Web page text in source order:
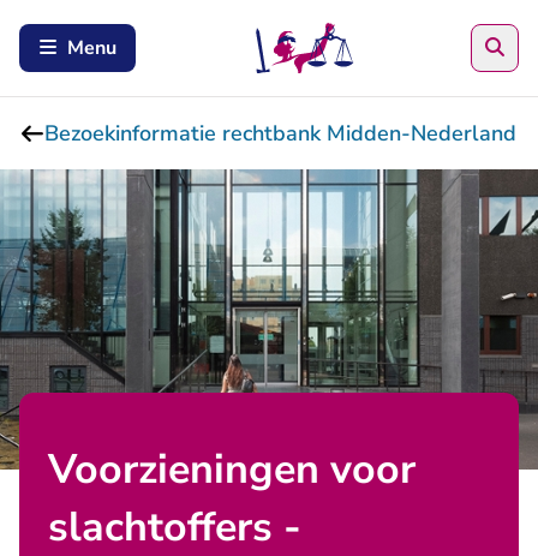
Menu
Bezoekinformatie rechtbank Midden-Nederland
Voorzieningen voor
slachtoffers -